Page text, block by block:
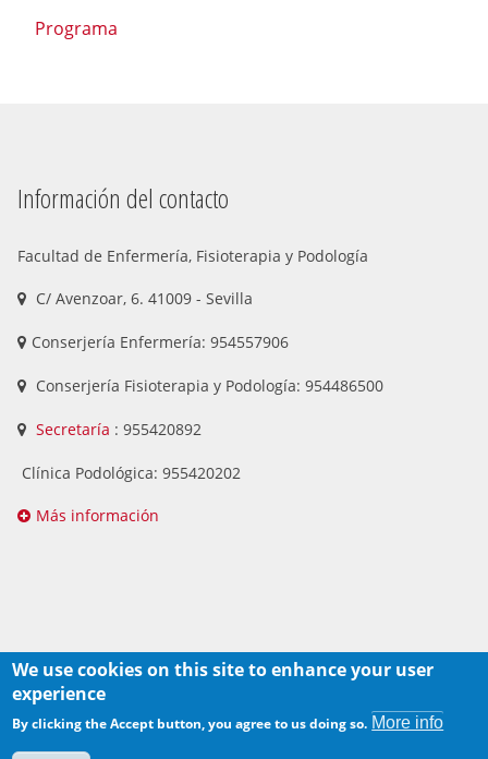
Programa
Información del contacto
Facultad de Enfermería, Fisioterapia y Podología
C/ Avenzoar, 6. 41009 - Sevilla
Conserjería Enfermería: 954557906
Conserjería Fisioterapia y Podología: 954486500
Secretaría : 955420892
Clínica Podológica: 955420202
Más información
Derechos de autor
We use cookies on this site to enhance your user
experience
By clicking the Accept button, you agree to us doing so. More info